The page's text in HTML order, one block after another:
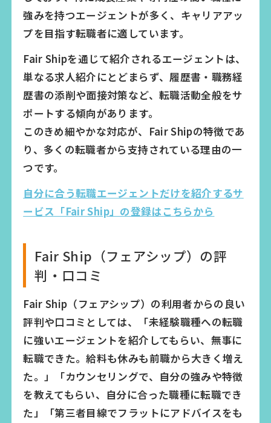
強みを持つエージェントが多く、キャリアアッ
プを目指す転職者に適しています。
Fair Shipを通じて紹介されるエージェントは、
単なる求人紹介にとどまらず、履歴書・職務経
歴書の添削や面接対策など、転職活動全般をサ
ポートする傾向があります。
このきめ細やかな対応が、Fair Shipの特徴であ
り、多くの転職者から支持されている理由の一
つです。
自分に合う転職エージェントだけを紹介するサ
ービス「Fair Ship」の登録はこちらから
Fair Ship（フェアシップ）の評
判・口コミ
Fair Ship（フェアシップ）の利用者からの良い
評判や口コミとしては、「未経験職種への転職
に強いエージェントを紹介してもらい、無事に
転職できた。給料も休みも前職から大きく増え
た。」「カウンセリングで、自分の強みや特徴
を教えてもらい、自分に合った職種に転職でき
た」「第三者目線でフラットにアドバイスをも